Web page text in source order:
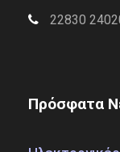
22830
Πρόσφατα